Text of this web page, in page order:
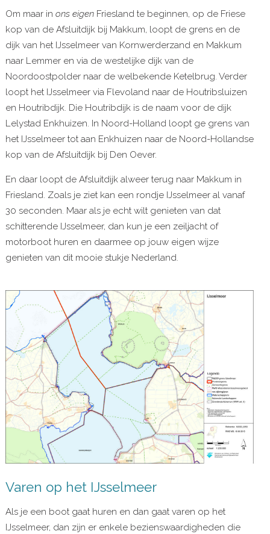
Om maar in ons eigenFriesland te beginnen, op de Friese
kop van de Afsluitdijk bij Makkum, loopt de grens en de
dijk van het IJsselmeer van Kornwerderzand en Makkum
naar Lemmer en via de westelijke dijk van de
Noordoostpolder naar de welbekende Ketelbrug. Verder
loopt het IJsselmeer via Flevoland naar de Houtribsluizen
en Houtribdijk. Die Houtribdijk is de naam voor de dijk
Lelystad Enkhuizen. In Noord-Holland loopt ge grens van
het IJsselmeer tot aan Enkhuizen naar de Noord-Hollandse
kop van de Afsluitdijk bij Den Oever.
En daar loopt de Afsluitdijk alweer terug naar Makkum in
Friesland. Zoals je ziet kan een rondje IJsselmeer al vanaf
30 seconden. Maar als je echt wilt genieten van dat
schitterende IJsselmeer, dan kun je een zeiljacht of
motorboot huren en daarmee op jouw eigen wijze
genieten van dit mooie stukje Nederland.
Varen op het IJsselmeer
Als je een boot gaat huren en dan gaat varen op het
IJsselmeer, dan zijn er enkele bezienswaardigheden die